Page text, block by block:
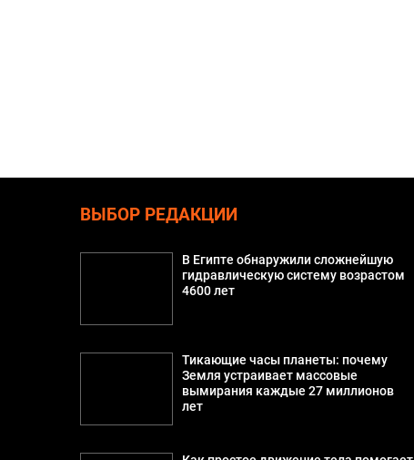
ВЫБОР РЕДАКЦИИ
В Египте обнаружили сложнейшую
гидравлическую систему возрастом
4600 лет
Тикающие часы планеты: почему
Земля устраивает массовые
вымирания каждые 27 миллионов
лет